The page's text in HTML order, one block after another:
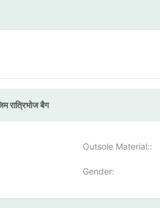
रात्रिभोज बैग
Outsole Material::
Gender: